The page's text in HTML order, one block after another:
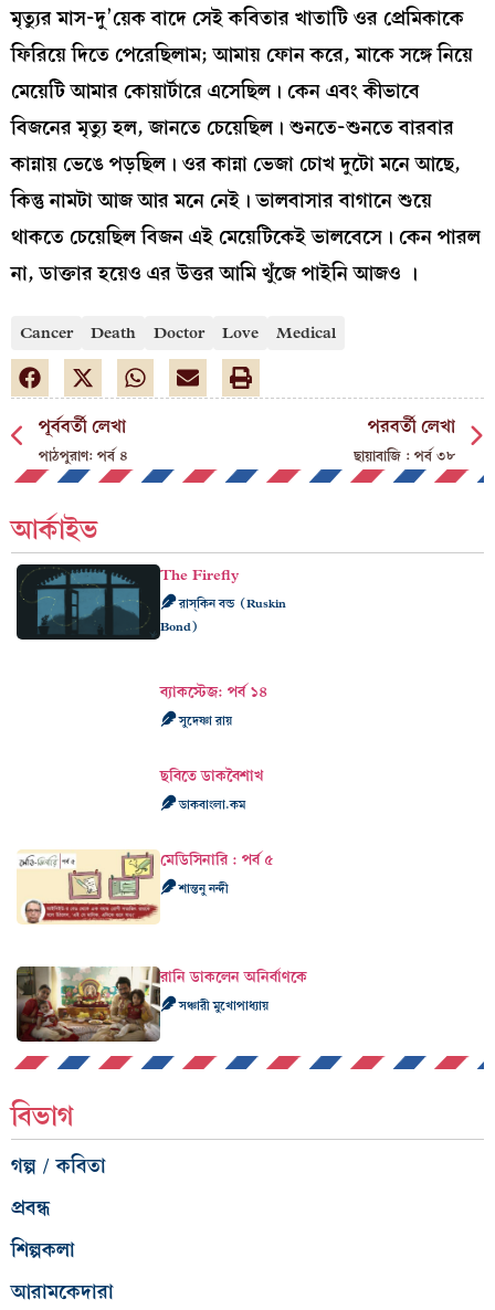
মৃত্যুর মাস-দু’য়েক বাদে সেই কবিতার খাতাটি ওর প্রেমিকাকে
ফিরিয়ে দিতে পেরেছিলাম; আমায় ফোন করে, মাকে সঙ্গে নিয়ে
মেয়েটি আমার কোয়ার্টারে এসেছিল। কেন এবং কীভাবে
বিজনের মৃত্যু হল, জানতে চেয়েছিল। শুনতে-শুনতে বারবার
কান্নায় ভেঙে পড়ছিল। ওর কান্না ভেজা চোখ দুটো মনে আছে,
কিন্তু নামটা আজ আর মনে নেই। ভালবাসার বাগানে শুয়ে
থাকতে চেয়েছিল বিজন এই মেয়েটিকেই ভালবেসে। কেন পারল
না, ডাক্তার হয়েও এর উত্তর আমি খুঁজে পাইনি আজও ।
Cancer Death Doctor Love Medical
পূর্ববর্তী লেখা
পাঠপুরাণ: পর্ব ৪
পরবর্তী লেখা
ছায়াবাজি : পর্ব ৩৮
আর্কাইভ
The Firefly
রাস্‌কিন বন্ড (Ruskin
Bond)
ব্যাকস্টেজ: পর্ব ১৪
সুদেষ্ণা রায়
ছবিতে ডাকবৈশাখ
ডাকবাংলা.কম
মেডিসিনারি : পর্ব ৫
শান্তনু নন্দী
রানি ডাকলেন অনির্বাণকে
সঞ্চারী মুখোপাধ্যায়
বিভাগ
গল্প / কবিতা
প্রবন্ধ
শিল্পকলা
আরামকেদারা